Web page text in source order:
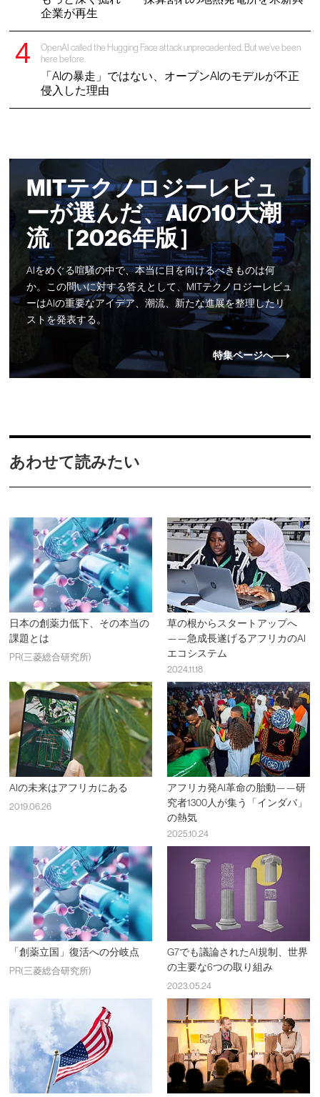
企業が再生
OpenAI called the Hugging Face attack unprecedented. But we’ve been
here before.
「AIの暴走」ではない、オープンAIのモデルが不正
侵入した理由
MITテクノロジーレビュ
ーが選んだ、AIの10大潮
流 ［2026年版］
AIをめぐる喧騒の中で、本当に目を向けるべきものは何
か。この問いに対する答えとして、MITテクノロジーレビュ
ーはAIの重要なアイデア、潮流、新たな進展を整理したリ
ストを発表する。
特集ページへ
あわせて読みたい
日本の創薬力低下、その本当の
課題とは
PR(三菱総合研究所)
草の根からスタートアップへ
——急成長遂げるアフリカのAI
エコシステム
2024.11.18
AIの未来はアフリカにある
2019.06.26
アフリカ発AI革命の胎動——研
究者1300人が集う「インダバ」
の熱気
2025.10.24
「創薬立国」復活への分岐点
PR(三菱総合研究所)
G7でも議論されたAI規制、世界
の主要な6つの取り組み
2023.05.24